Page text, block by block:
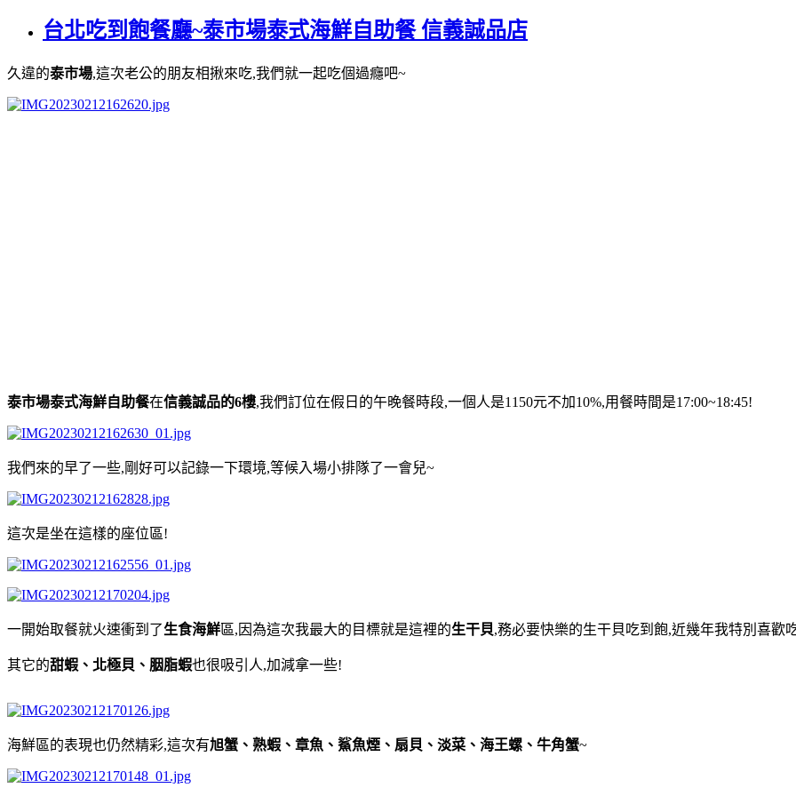
台北吃到飽餐廳~泰市場泰式海鮮自助餐 信義誠品店
久違的泰市場,這次老公的朋友相揪來吃,我們就一起吃個過癮吧~
泰市場泰式海鮮自助餐在信義誠品的6樓,我們訂位在假日的午晚餐時段,一個人是1150元不加10%,用餐時間是17:00~18:45!
我們來的早了一些,剛好可以記錄一下環境,等候入場小排隊了一會兒~
這次是坐在這樣的座位區!
一開始取餐就火速衝到了生食海鮮區,因為這次我最大的目標就是這裡的生干貝,務必要快樂的生干貝吃到飽,近幾年我特別喜歡
其它的甜蝦、北極貝、胭脂蝦也很吸引人,加減拿一些!
海鮮區的表現也仍然精彩,這次有旭蟹、熟蝦、章魚、鯊魚煙、扇貝、淡菜、海王螺、牛角蟹~